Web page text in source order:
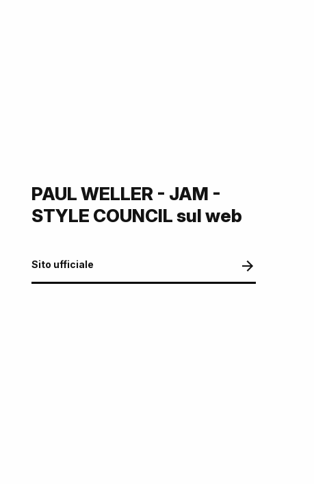
PAUL WELLER - JAM -
STYLE COUNCIL sul web
Sito ufficiale